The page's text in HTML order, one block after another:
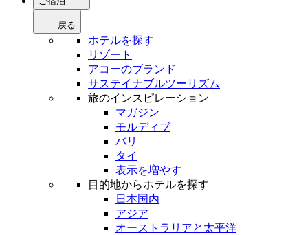
戻る
ホテルを探す
リゾート
アコーのブランド
サステイナブルツーリズム
旅のインスピレーション
マガジン
モルディブ
バリ
タイ
表示を増やす
目的地からホテルを探す
日本国内
アジア
オーストラリアと太平洋